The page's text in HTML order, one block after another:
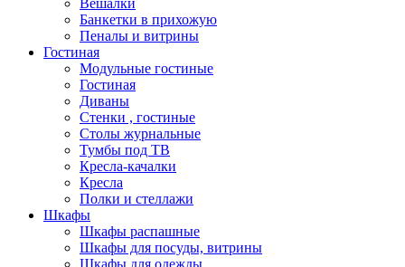
Банкетки в прихожую
Пеналы и витрины
Гостиная
Модульные гостиные
Гостиная
Диваны
Стенки , гостиные
Столы журнальные
Тумбы под ТВ
Кресла-качалки
Кресла
Полки и стеллажи
Шкафы
Шкафы распашные
Шкафы для посуды, витрины
Шкафы для одежды